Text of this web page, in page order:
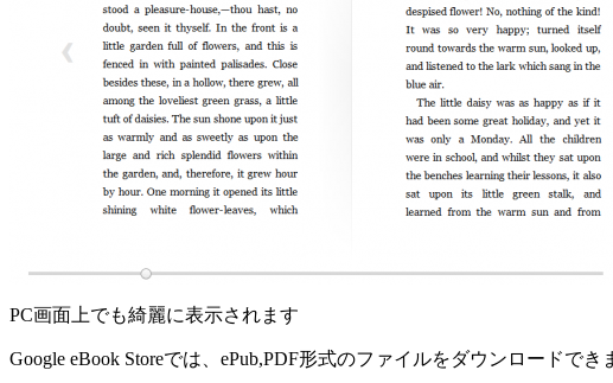
PC画面上でも綺麗に表示されます
Google eBook Storeでは、ePub,PDF形式のファイルをダウンロードで